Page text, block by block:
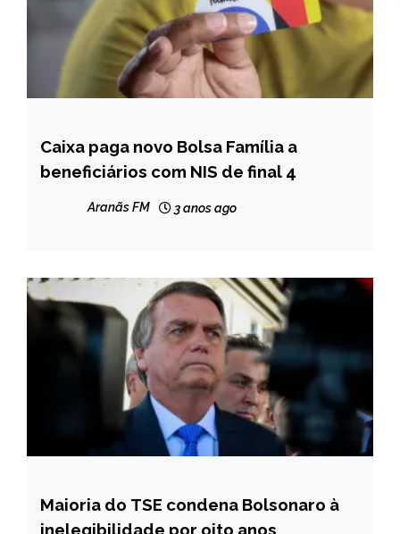
BRASIL
CAPELINHA
Caixa paga novo Bolsa Família a
beneficiários com NIS de final 4
Aranãs FM 3 anos ago
BRASIL
Maioria do TSE condena Bolsonaro à
inelegibilidade por oito anos